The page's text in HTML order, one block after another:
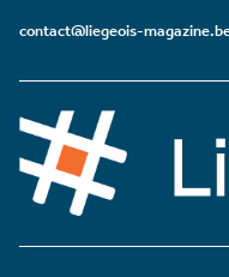
contact@liegeois-